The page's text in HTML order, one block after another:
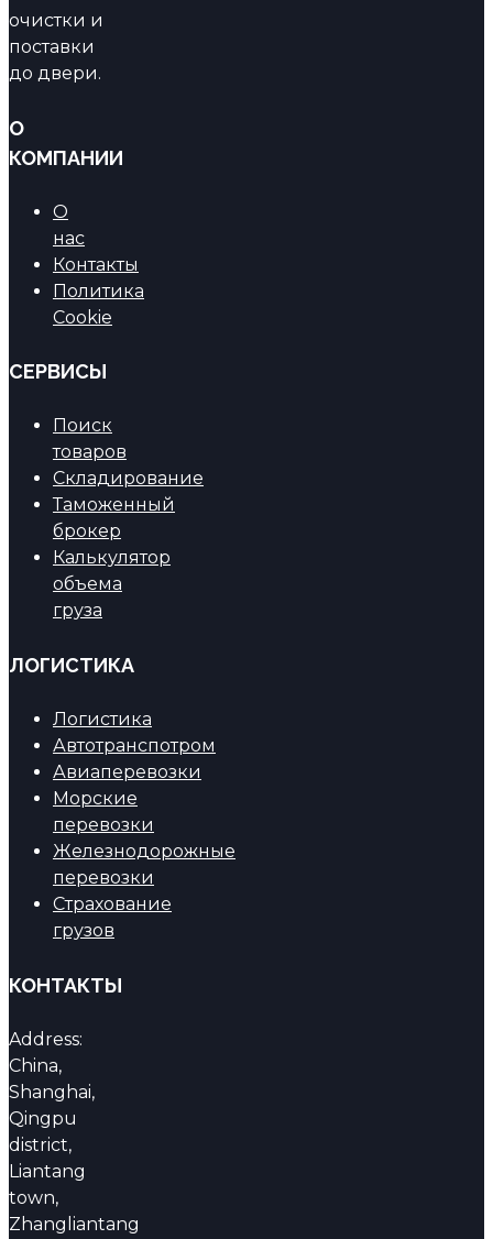
очистки и
поставки
до двери.
О
КОМПАНИИ
О
нас
Контакты
Политика
Cookie
СЕРВИСЫ
Поиск
товаров
Складирование
Таможенный
брокер
Калькулятор
объема
груза
ЛОГИСТИКА
Логистика
Автотранспотром
Авиаперевозки
Морские
перевозки
Железнодорожные
перевозки
Страхование
грузов
КОНТАКТЫ
Address:
China,
Shanghai,
Qingpu
district,
Liantang
town,
Zhangliantang